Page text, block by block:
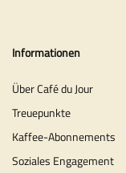
Informationen
Über Café du Jour
Treuepunkte
Kaffee-Abonnements
Soziales Engagement